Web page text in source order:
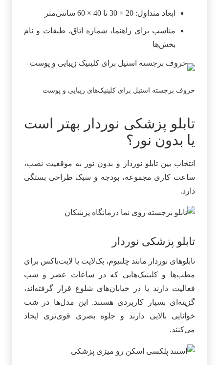
ابعاد متداول: 20 × 30 تا 40 × 60 سانتی‌متر
مناسب برای راهنما، شماره اتاق، طبقات و نام
بخش‌ها
حروف برجسته استیل برای کلینیک‌های زیبایی و پوست
تابلو پزشکی نوردار بهتر است
یا بدون نور؟
انتخاب بین تابلو نوردار و بدون نور به موقعیت نصب،
ساعت کاری مجموعه، بودجه و سبک طراحی بستگی
دارد.
تابلو پزشکی نوردار
تابلوهای نوردار مانند چلنیوم، بک‌لایت یا لایت‌باکس برای
مطب‌ها و کلینیک‌هایی که در ساعات عصر و شب
فعالیت دارند یا در خیابان‌های شلوغ قرار گرفته‌اند،
گزینه‌ای بسیار کاربردی هستند. این مدل‌ها در شب
خوانایی بالایی دارند و جلوه بصری قوی‌تری ایجاد
می‌کنند.